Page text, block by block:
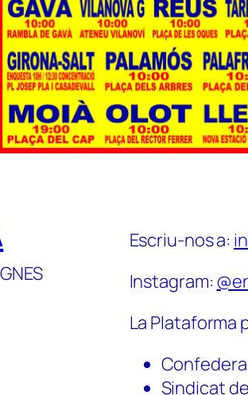
Escriu-nos a:
Instagram:
La Plataforma
Sindicat